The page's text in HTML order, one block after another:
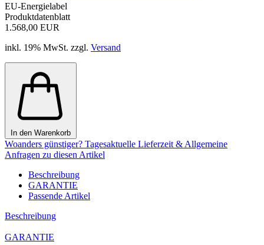
EU-Energielabel
Produktdatenblatt
1.568,00 EUR
inkl. 19% MwSt. zzgl. Versand
In den Warenkorb
Woanders günstiger? Tagesaktuelle Lieferzeit & Allgemeine
Anfragen zu diesen Artikel
Beschreibung
GARANTIE
Passende Artikel
Beschreibung
GARANTIE